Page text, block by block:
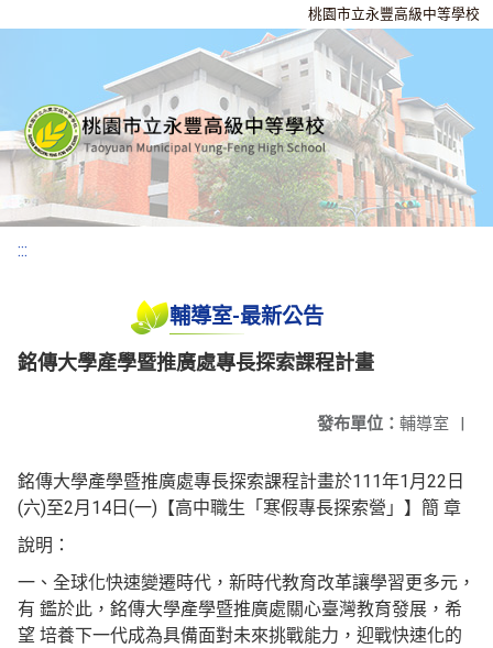
桃園市立永豐高級中等學校
:::
輔導室-最新公告
銘傳大學產學暨推廣處專長探索課程計畫
發布單位： 輔導室 |
銘傳大學產學暨推廣處專長探索課程計畫於111年1月22日
(六)至2月14日(一)【高中職生「寒假專長探索營」】簡 章
說明：
一、全球化快速變遷時代，新時代教育改革讓學習更多元，
有 鑑於此，銘傳大學產學暨推廣處關心臺灣教育發展，希
望 培養下一代成為具備面對未來挑戰能力，迎戰快速化的